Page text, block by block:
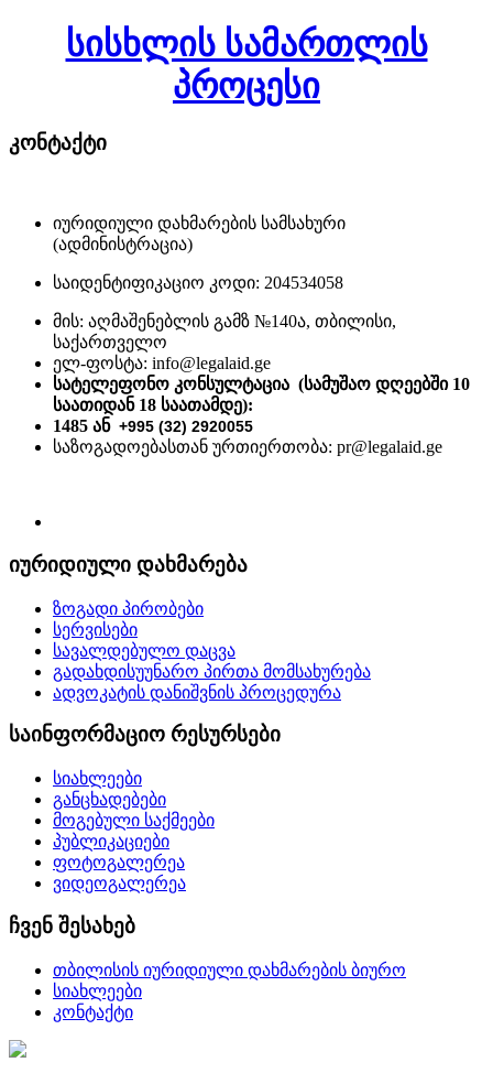
სისხლის სამართლის
პროცესი
კონტაქტი
იურიდიული დახმარების სამსახური
(ადმინისტრაცია)
საიდენტიფიკაციო კოდი: 204534058
მის: აღმაშენებლის გამზ №140ა, თბილისი,
საქართველო
ელ-ფოსტა: info@legalaid.ge
სატელეფონო კონსულტაცია (სამუშაო დღეებში 10
საათიდან 18 საათამდე):
1485 ან +995 (32) 2920055
საზოგადოებასთან ურთიერთობა: pr@legalaid.ge
იურიდიული დახმარება
ზოგადი პირობები
სერვისები
სავალდებულო დაცვა
გადახდისუუნარო პირთა მომსახურება
ადვოკატის დანიშვნის პროცედურა
საინფორმაციო რესურსები
სიახლეები
განცხადებები
მოგებული საქმეები
პუბლიკაციები
ფოტოგალერეა
ვიდეოგალერეა
ჩვენ შესახებ
თბილისის იურიდიული დახმარების ბიურო
სიახლეები
კონტაქტი